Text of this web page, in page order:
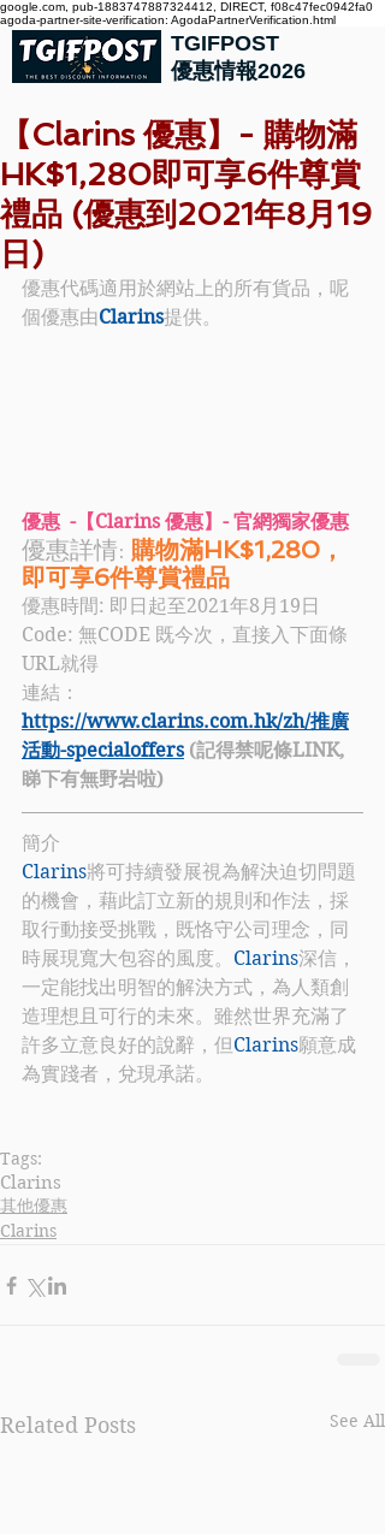
google.com, pub-1883747887324412, DIRECT, f08c47fec0942fa0
agoda-partner-site-verification: AgodaPartnerVerification.html
TGIFPOST
優惠情報2026
【Clarins 優惠】- 購物滿
HK$1,280即可享6件尊賞
禮品 (優惠到2021年8月19
日)
優惠代碼適用於網站上的所有貨品，呢
個優惠由Clarins提供。
優惠  -【Clarins 優惠】- 官網獨家優惠
優惠詳情: 購物滿HK$1,280，
即可享6件尊賞禮品
優惠時間: 即日起至2021年8月19日
Code: 無CODE 既今次，直接入下面條
URL就得
連結：
https://www.clarins.com.hk/zh/推廣
活動-specialoffers (記得禁呢條LINK,
睇下有無野岩啦)
簡介
Clarins將可持續發展視為解決迫切問題
的機會，藉此訂立新的規則和作法，採
取行動接受挑戰，既恪守公司理念，同
時展現寬大包容的風度。 Clarins深信，
一定能找出明智的解決方式，為人類創
造理想且可行的未來。雖然世界充滿了
許多立意良好的說辭，但Clarins願意成
為實踐者，兌現承諾。
Tags:
Clarins
其他優惠
Clarins
Related Posts See All